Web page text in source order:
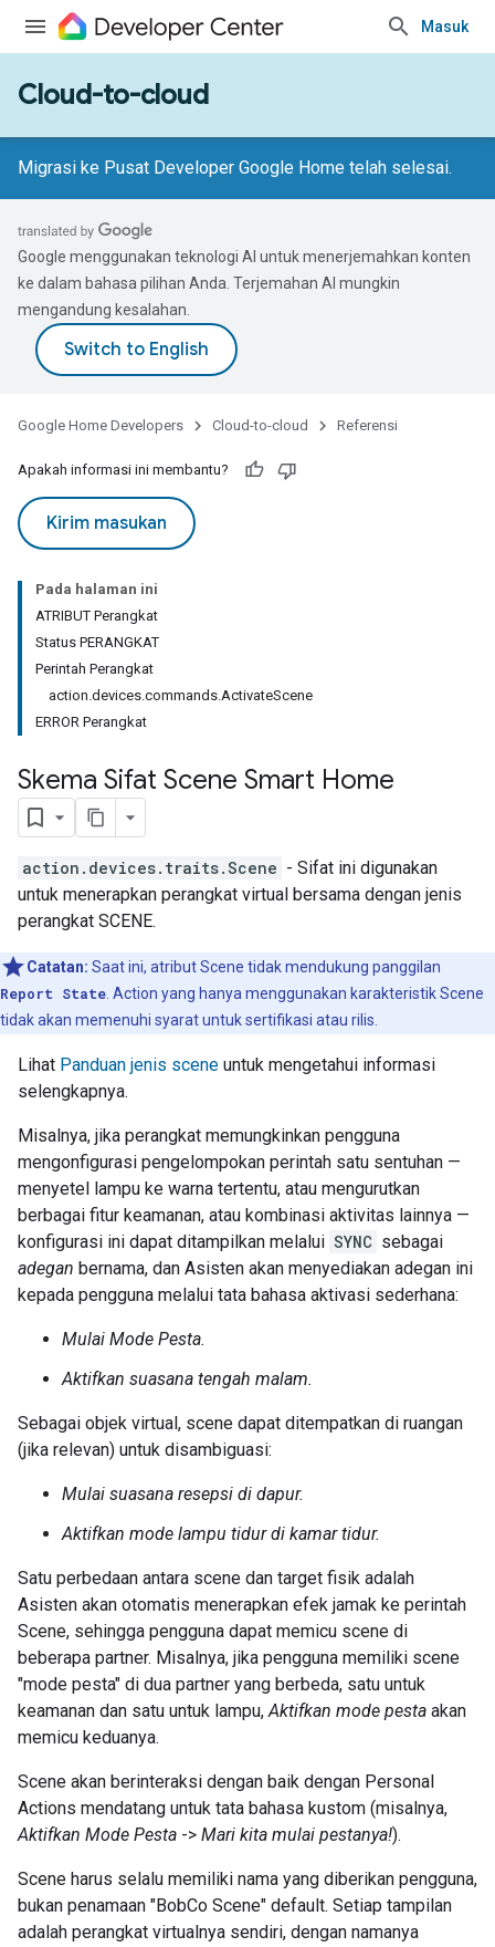
Masuk
Cloud-to-cloud
Migrasi ke Pusat Developer Google Home telah selesai.
Google menggunakan teknologi AI untuk menerjemahkan konten
ke dalam bahasa pilihan Anda. Terjemahan AI mungkin
mengandung kesalahan.
Google Home Developers Cloud-to-cloud Referensi
Apakah informasi ini membantu?
Kirim masukan
Pada halaman ini
ATRIBUT Perangkat
Status PERANGKAT
Perintah Perangkat
action.devices.commands.ActivateScene
ERROR Perangkat
Skema Sifat Scene Smart Home
action.devices.traits.Scene - Sifat ini digunakan
untuk menerapkan perangkat virtual bersama dengan jenis
perangkat SCENE.
Catatan: Saat ini, atribut Scene tidak mendukung panggilan
Report State . Action yang hanya menggunakan karakteristik Scene
tidak akan memenuhi syarat untuk sertifikasi atau rilis.
Lihat Panduan jenis scene untuk mengetahui informasi
selengkapnya.
Misalnya, jika perangkat memungkinkan pengguna
mengonfigurasi pengelompokan perintah satu sentuhan —
menyetel lampu ke warna tertentu, atau mengurutkan
berbagai fitur keamanan, atau kombinasi aktivitas lainnya —
konfigurasi ini dapat ditampilkan melalui SYNC sebagai
adegan bernama, dan Asisten akan menyediakan adegan ini
kepada pengguna melalui tata bahasa aktivasi sederhana:
Mulai Mode Pesta.
Aktifkan suasana tengah malam.
Sebagai objek virtual, scene dapat ditempatkan di ruangan
(jika relevan) untuk disambiguasi:
Mulai suasana resepsi di dapur.
Aktifkan mode lampu tidur di kamar tidur.
Satu perbedaan antara scene dan target fisik adalah
Asisten akan otomatis menerapkan efek jamak ke perintah
Scene, sehingga pengguna dapat memicu scene di
beberapa partner. Misalnya, jika pengguna memiliki scene
"mode pesta" di dua partner yang berbeda, satu untuk
keamanan dan satu untuk lampu,Aktifkan mode pesta akan
memicu keduanya.
Scene akan berinteraksi dengan baik dengan Personal
Actions mendatang untuk tata bahasa kustom (misalnya,
Aktifkan Mode Pesta -> Mari kita mulai pestanya!).
Scene harus selalu memiliki nama yang diberikan pengguna,
bukan penamaan "BobCo Scene" default. Setiap tampilan
adalah perangkat virtualnya sendiri, dengan namanya